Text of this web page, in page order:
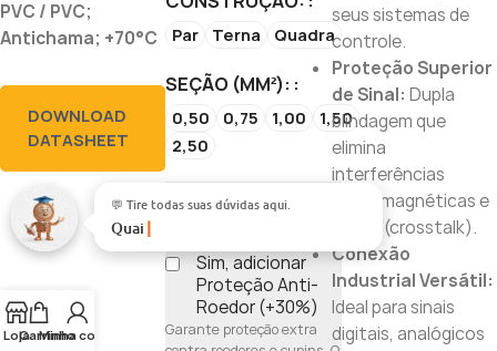
💬 Tire todas suas dúvidas aqui.
Quais
PVC / PVC;
Antichama; +70°C
DOWNLOAD
DATASHEET
Par Terna Quadra
SEÇÃO (MM²):
0,50 0,75 1,00
1,50
2,50
Proteção Anti-
Sim, adicionar
Proteção Anti-
Roedor (+30%)
Garante proteção extra
seus sistemas de
controle.
Proteção Superior
de Sinal: Dupla
blindagem que
elimina
interferências
eletromagnéticas e
ruídos (crosstalk).
Conexão
Industrial Versátil:
Ideal para sinais
digitais, analógicos
LojaCarrinho
Minha conta